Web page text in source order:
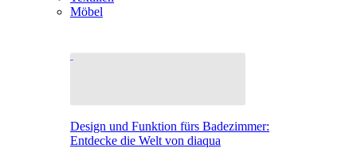
Möbel
Design und Funktion fürs Badezimmer:
Entdecke die Welt von diaqua